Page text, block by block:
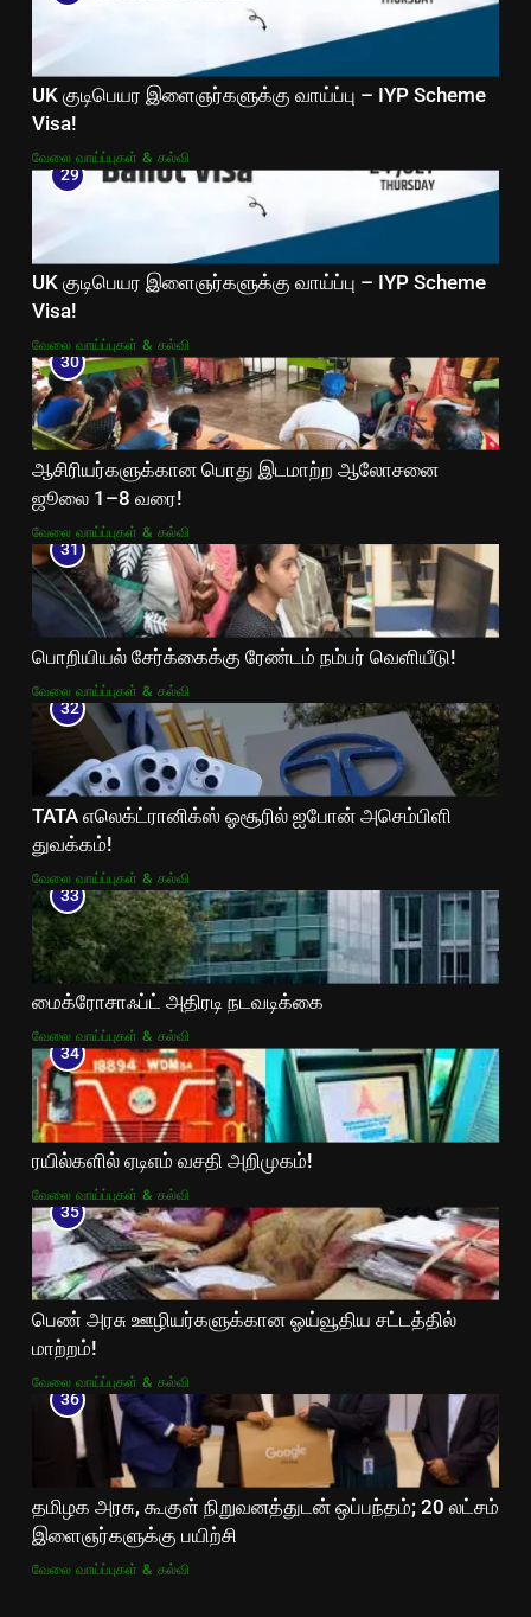
UK குடிபெயர இளைஞர்களுக்கு வாய்ப்பு – IYP Scheme
Visa!
வேலை வாய்ப்புகள் & கல்வி
29
UK குடிபெயர இளைஞர்களுக்கு வாய்ப்பு – IYP Scheme
Visa!
வேலை வாய்ப்புகள் & கல்வி
30
ஆசிரியர்களுக்கான பொது இடமாற்ற ஆலோசனை
ஜூலை 1–8 வரை!
வேலை வாய்ப்புகள் & கல்வி
31
பொறியியல் சேர்க்கைக்கு ரேண்டம் நம்பர் வெளியீடு!
வேலை வாய்ப்புகள் & கல்வி
32
TATA எலெக்ட்ரானிக்ஸ் ஓசூரில் ஐபோன் அசெம்பிளி
துவக்கம்!
வேலை வாய்ப்புகள் & கல்வி
33
மைக்ரோசாஃப்ட் அதிரடி நடவடிக்கை
வேலை வாய்ப்புகள் & கல்வி
34
ரயில்களில் ஏடிஎம் வசதி அறிமுகம்!
வேலை வாய்ப்புகள் & கல்வி
35
பெண் அரசு ஊழியர்களுக்கான ஓய்வூதிய சட்டத்தில்
மாற்றம்!
வேலை வாய்ப்புகள் & கல்வி
36
தமிழக அரசு, கூகுள் நிறுவனத்துடன் ஒப்பந்தம்; 20 லட்சம்
இளைஞர்களுக்கு பயிற்சி
வேலை வாய்ப்புகள் & கல்வி